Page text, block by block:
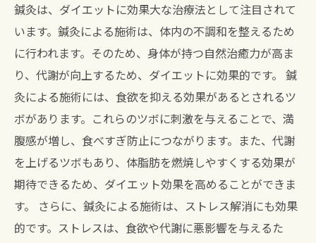
鍼灸は、ダイエットに効果大な治療法として注目されて
います。鍼灸による施術は、体内の不調和を整えるため
に行われます。そのため、身体が持つ自然治癒力が高ま
り、代謝が向上するため、ダイエットに効果的です。 鍼
灸による施術には、食欲を抑える効果があるとされるツ
ボがあります。これらのツボに刺激を与えることで、満
腹感が増し、食べすぎ防止につながります。また、代謝
を上げるツボもあり、体脂肪を燃焼しやすくする効果が
期待できるため、ダイエット効果を高めることができま
す。 さらに、鍼灸による施術は、ストレス解消にも効果
的です。ストレスは、食欲や代謝に悪影響を与えるた